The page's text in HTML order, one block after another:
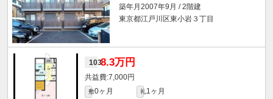
築年月2007年9月 / 2階建
東京都江戸川区東小岩３丁目
1038.3万円
7,000円
敷0ヶ月 礼1ヶ月